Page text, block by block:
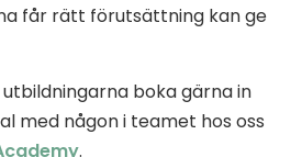
får rätt förutsättning kan ge
boka gärna in
med någon i teamet hos oss
.